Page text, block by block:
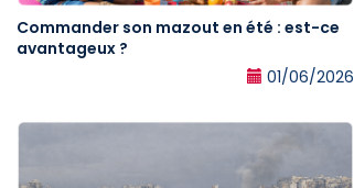
Commander son mazout en été : est-ce
avantageux ?
01/06/2026